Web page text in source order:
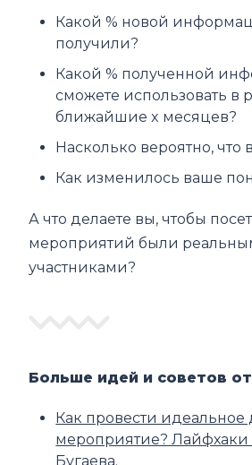
Какой % новой
получили?
Какой % полученной
сможете использовать в
ближайшие x месяцев?
Насколько вероятно, что
Как изменилось ваше
А что делаете вы, чтобы
мероприятий были
участниками?
Больше идей и советов
Как провести идеальное
мероприятие? Лайфхаки
Бугаева.